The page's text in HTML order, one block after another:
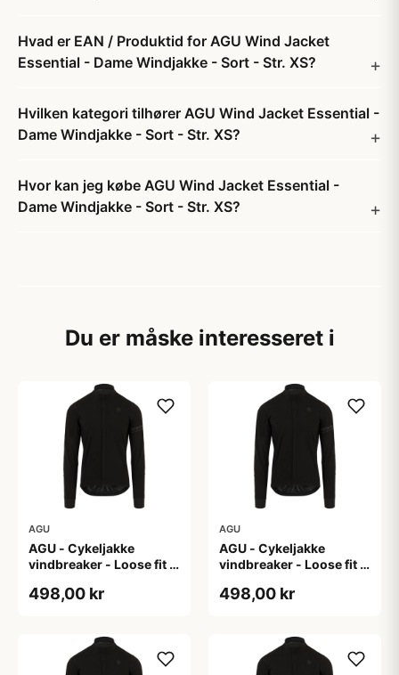
Hvad er EAN / Produktid for AGU Wind Jacket
Essential - Dame Windjakke - Sort - Str. XS?
Hvilken kategori tilhører AGU Wind Jacket Essential -
Dame Windjakke - Sort - Str. XS?
Hvor kan jeg købe AGU Wind Jacket Essential -
Dame Windjakke - Sort - Str. XS?
Du er måske interesseret i
AGU
AGU - Cykeljakke
vindbreaker - Loose fit -
498,00 kr
AGU
AGU - Cykeljakke
vindbreaker - Loose fit -
498,00 kr